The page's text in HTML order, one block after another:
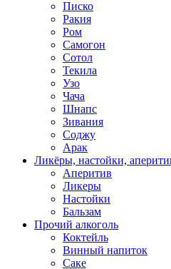
Писко
Ракия
Ром
Самогон
Сотол
Текила
Узо
Чача
Шнапс
Зивания
Соджу
Арак
Ликёры, настойки,
Аперитив
Ликеры
Настойки
Бальзам
Прочий алкоголь
Коктейль
Винный напиток
Саке